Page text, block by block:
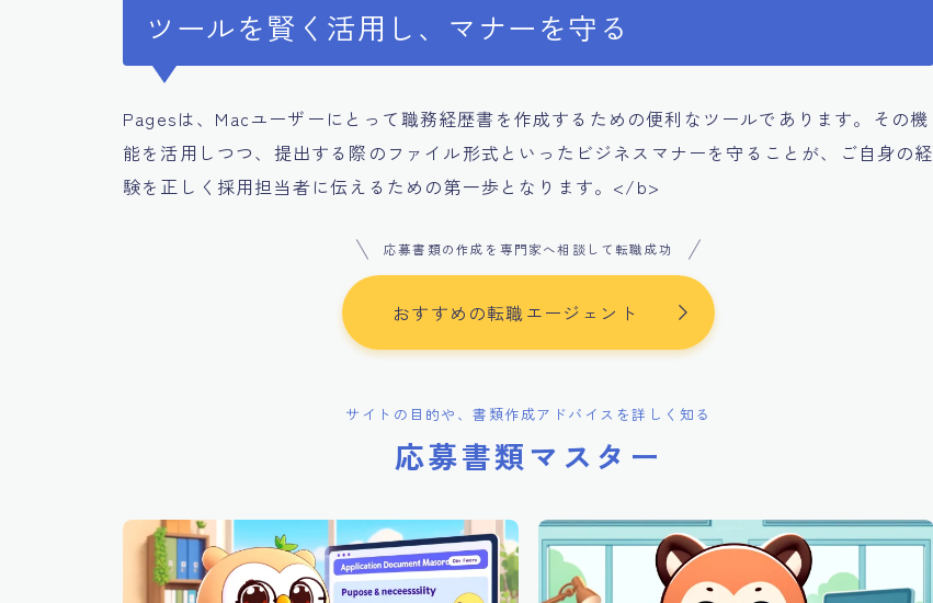
ツールを賢く活用し、マナーを守る
Pagesは、Macユーザーにとって職務経歴書を作成するための便利なツールであります。その機
能を活用しつつ、提出する際のファイル形式といったビジネスマナーを守ることが、ご自身の経
験を正しく採用担当者に伝えるための第一歩となります。</b>
応募書類の作成を専門家へ相談して転職成功
おすすめの転職エージェント
サイトの目的や、書類作成アドバイスを詳しく知る
応募書類マスター